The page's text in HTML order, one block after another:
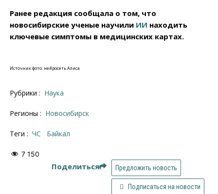
Ранее редакция сообщала о том, что
новосибирские ученые научили ИИ находить
ключевые симптомы в медицинских картах.
Источник фото: нейросеть Алиса
Рубрики : Наука
Регионы : Новосибирск
Теги : ЧС Байкал
7 150
Поделиться Предложить новость
Подписаться на новости